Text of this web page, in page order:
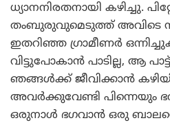
ധ്യാനനിരതനായി കഴിച്ചു.
തംബുരുവുമെടുത്ത് അവിടെ
ഇതറിഞ്ഞ ഗ്രാമീണര്‍
വിട്ടുപോകാന്‍ പാടില്ല, ആ
ഞങ്ങള്‍ക്ക് ജീവിക്കാന്‍
അവര്‍ക്കുവേണ്ടി പിന്നെയും
ഒരുനാള്‍ ഭഗവാന്‍ ഒരു